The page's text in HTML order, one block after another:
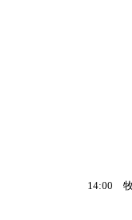
北区
心の
新
光の
合
スク
（ア
スク
14:00 牧
ケセ